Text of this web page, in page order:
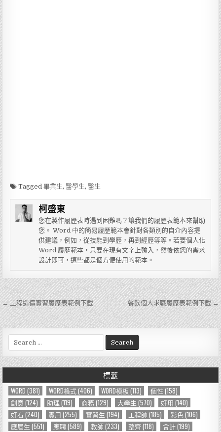
Tagged畢業生,醫學生,醫生
柯盛東
您在製作履歷表時遇到困難嗎？讓我們的履歷表範本來幫助
您。 Word 中的簡易履歷範本會針對各類別的自介內容提
供建議，例如，從技能到學歷，再到經歷等等。若要個人化
Word 履歷範本，只要在現有文字上輸入，然後依您的需求
設計即可，這些都是個方便使用的範本。
文
章
導
覽
← 工程造價實習履歷表範例下載 餐飲個人求職履歷表範例下載 →
e
a
r
h
f
o
r
標籤
WORD (381) WORD格式(406) WORD模板(113) 個性 (158)
創意 (124) 助理 (119) 商務(129) 大學生 (570) 好用 (140)
好看 (240) 實用 (255) 實習生 (194) 工程師(185) 彩色(106)
應屆生 (551) 應聘(589) 教師(233) 整齊(118) 會計(199)